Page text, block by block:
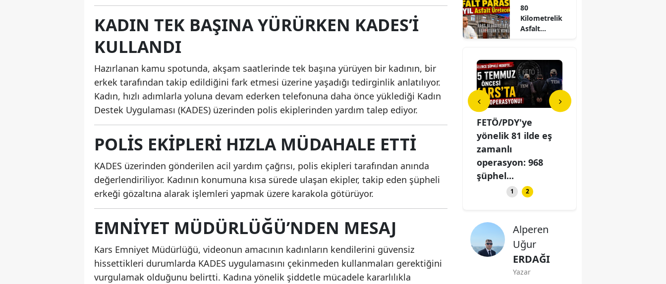
Kütahya
Malatya
Manisa
Kahramanmaraş
Muğla
Muş
Ordu
Rize
KADIN TEK BAŞINA YÜRÜRKEN KADES’I
KULLANDI
Hazırlanan kamu spotunda, akşam saatlerinde tek başına yürüyen bir kadının, bir
erkek tarafından takip edildiğini fark etmesi üzerine yaşadığı tedirginlik anlatılıyor.
Kadın, hızlı adımlarla yoluna devam ederken telefonuna daha önce yüklediği Kadın
Destek Uygulaması (KADES) üzerinden polis ekiplerinden yardım talep ediyor.
POLIS EKIPLERI HIZLA MÜDAHALE ETTI
KADES üzerinden gönderilen acil yardım çağrısı, polis ekipleri tarafından anında
değerlendiriliyor. Kadının konumuna kısa sürede ulaşan ekipler, takip eden şüpheli
erkeği gözaltına alarak işlemleri yapmak üzere karakola götürüyor.
EMNIYET MÜDÜRLÜĞÜ’NDEN MESAJ
Kars Emniyet Müdürlüğü, videonun amacının kadınların kendilerini güvensiz
hissettikleri durumlarda KADES uygulamasını çekinmeden kullanmaları gerektiğini
vurgulamak olduğunu belirtti. Kadına yönelik şiddetle mücadele kararlılıkla
Nöbeti Başladı
80
Kilometrelik
Asfalt
Üretecek
Tesis!
FETÖ/PDY'ye
yönelik 81 ilde eş
zamanlı
operasyon: 968
şüphel...
Kars'ta Kiracı-Ev
Sahibi Tartışması: 2
Kişi Bıçakla
Yaraland...
FETÖ/PDY'ye
yönelik 81 ilde eş
zamanlı
operasyon: 968
şüphel...
1 2
Alperen
Uğur
ERDAĞI
Yazar